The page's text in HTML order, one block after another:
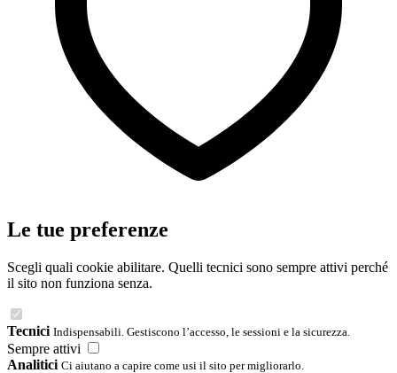
Le tue preferenze
Scegli quali cookie abilitare. Quelli tecnici sono sempre attivi perché
il sito non funziona senza.
Tecnici Indispensabili. Gestiscono l’accesso, le sessioni e la sicurezza.
Sempre attivi
Analitici Ci aiutano a capire come usi il sito per migliorarlo.